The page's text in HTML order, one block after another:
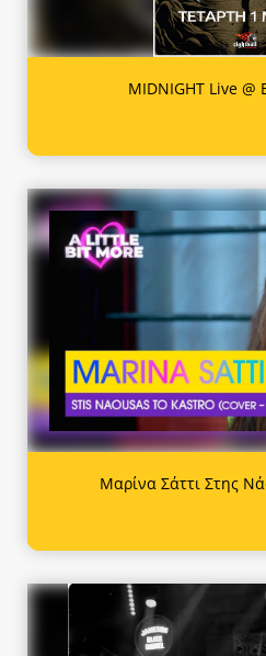
MIDNIGHT Live
Μαρίνα Σάττι Στης